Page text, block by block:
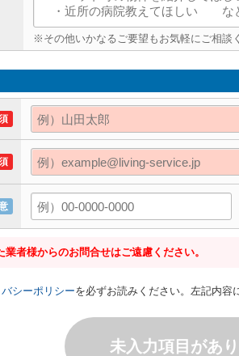
※その他いかなるご要望もお気軽にご相談
者様からのお問合せはご遠慮ください。
シーポリシーを必ずお読みください。左記内容
未入力項目があ